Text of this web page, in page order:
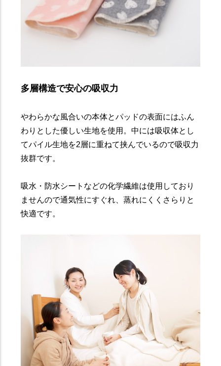
多層構造で安心の吸収力
やわらかな風合いの本体とパッドの表面にはふん
わりとした優しい生地を使用。中には吸収体とし
てパイル生地を2層に重ねて挟んでいるので吸収力
抜群です。
吸水・防水シートなどの化学繊維は使用しており
ませんので通気性にすぐれ、蒸れにくくさらりと
快適です。